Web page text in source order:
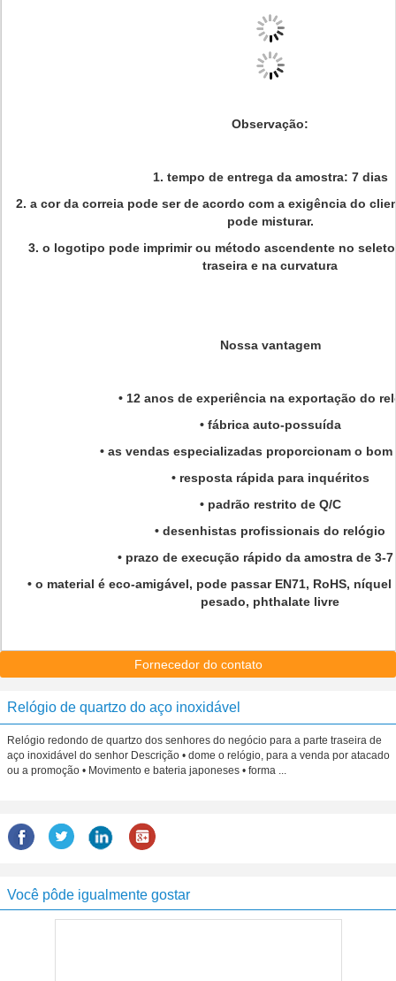
Observação:
1. tempo de entrega da amostra: 7 dias
2. a cor da correia pode ser de acordo com a exigência do
pode misturar.
3. o logotipo pode imprimir ou método ascendente no
traseira e na curvatura
Nossa vantagem
• 12 anos de experiência na exportação do
• fábrica auto-possuída
• as vendas especializadas proporcionam o
• resposta rápida para inquéritos
• padrão restrito de Q/C
• desenhistas profissionais do relógio
• prazo de execução rápido da amostra de 3-
• o material é eco-amigável, pode passar EN71, RoHS,
pesado, phthalate livre
Fornecedor do contato
Relógio de quartzo do aço inoxidável
Relógio redondo de quartzo dos senhores do negócio para a parte traseira de
aço inoxidável do senhor Descrição • dome o relógio, para a venda por atacado
ou a promoção • Movimento e bateria japoneses • forma ...
Você pôde igualmente gostar